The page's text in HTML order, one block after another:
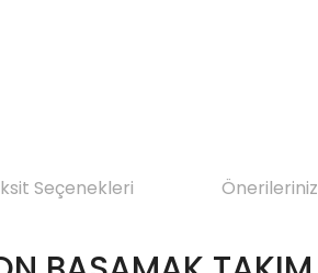
Seçenekleri Önerileriniz